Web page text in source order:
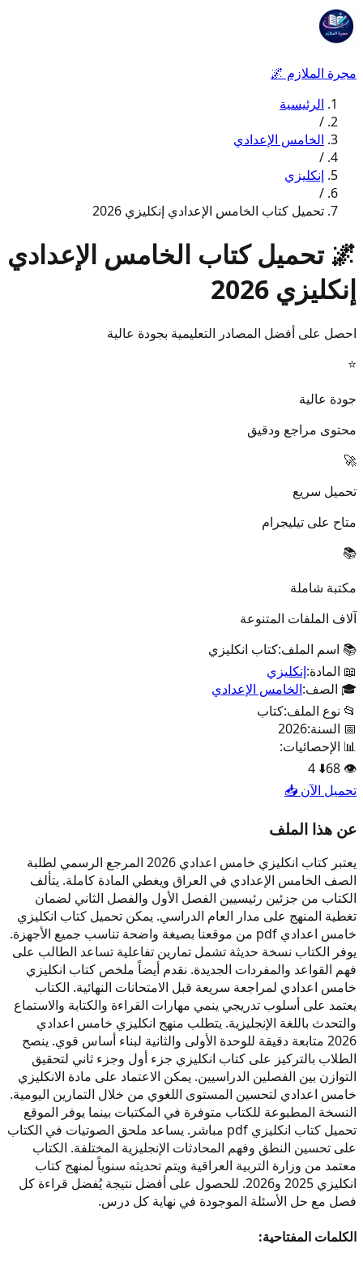
مجرة الملازم 🌌
الرئيسية
/
الخامس الإعدادي
/
إنكليزي
/
تحميل كتاب الخامس الإعدادي إنكليزي 2026
🌌 تحميل كتاب الخامس الإعدادي
إنكليزي 2026
احصل على أفضل المصادر التعليمية بجودة عالية
⭐
جودة عالية
محتوى مراجع ودقيق
🚀
تحميل سريع
متاح على تيليجرام
📚
مكتبة شاملة
آلاف الملفات المتنوعة
📚 اسم الملف:كتاب انكليزي
📖 المادة:إنكليزي
🎓 الصف:الخامس الإعدادي
📂 نوع الملف:كتاب
📅 السنة:2026
📊 الإحصائيات:
👁️
68
⬇️
4
تحميل الآن 📥
عن هذا الملف
يعتبر كتاب انكليزي خامس اعدادي 2026 المرجع الرسمي لطلبة
الصف الخامس الإعدادي في العراق ويغطي المادة كاملة. يتألف
الكتاب من جزئين رئيسيين الفصل الأول والفصل الثاني لضمان
تغطية المنهج على مدار العام الدراسي. يمكن تحميل كتاب انكليزي
خامس اعدادي pdf من موقعنا بصيغة واضحة تناسب جميع الأجهزة.
يوفر الكتاب نسخة حديثة تشمل تمارين تفاعلية تساعد الطالب على
فهم القواعد والمفردات الجديدة. نقدم أيضاً ملخص كتاب انكليزي
خامس اعدادي لمراجعة سريعة قبل الامتحانات النهائية. الكتاب
يعتمد على أسلوب تدريجي ينمي مهارات القراءة والكتابة والاستماع
والتحدث باللغة الإنجليزية. يتطلب منهج انكليزي خامس اعدادي
2026 متابعة دقيقة للوحدة الأولى والثانية لبناء أساس قوي. ينصح
الطلاب بالتركيز على كتاب انكليزي جزء أول وجزء ثاني لتحقيق
التوازن بين الفصلين الدراسيين. يمكن الاعتماد على مادة الانكليزي
خامس اعدادي لتحسين المستوى اللغوي من خلال التمارين اليومية.
النسخة المطبوعة للكتاب متوفرة في المكتبات بينما يوفر الموقع
تحميل كتاب انكليزي pdf مباشر. يساعد ملحق الصوتيات في الكتاب
على تحسين النطق وفهم المحادثات الإنجليزية المختلفة. الكتاب
معتمد من وزارة التربية العراقية ويتم تحديثه سنوياً لمنهج كتاب
انكليزي 2025 و2026. للحصول على أفضل نتيجة يُفضل قراءة كل
فصل مع حل الأسئلة الموجودة في نهاية كل درس.
الكلمات المفتاحية: